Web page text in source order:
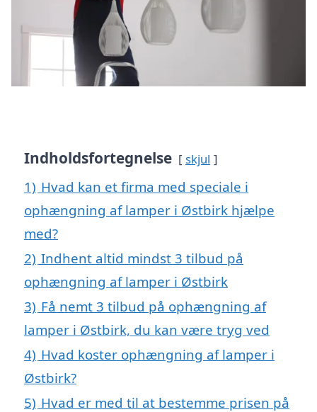
Indholdsfortegnelse skjul
1) Hvad kan et firma med speciale i
ophængning af lamper i Østbirk hjælpe
med?
2) Indhent altid mindst 3 tilbud på
ophængning af lamper i Østbirk
3) Få nemt 3 tilbud på ophængning af
lamper i Østbirk, du kan være tryg ved
4) Hvad koster ophængning af lamper i
Østbirk?
5) Hvad er med til at bestemme prisen på